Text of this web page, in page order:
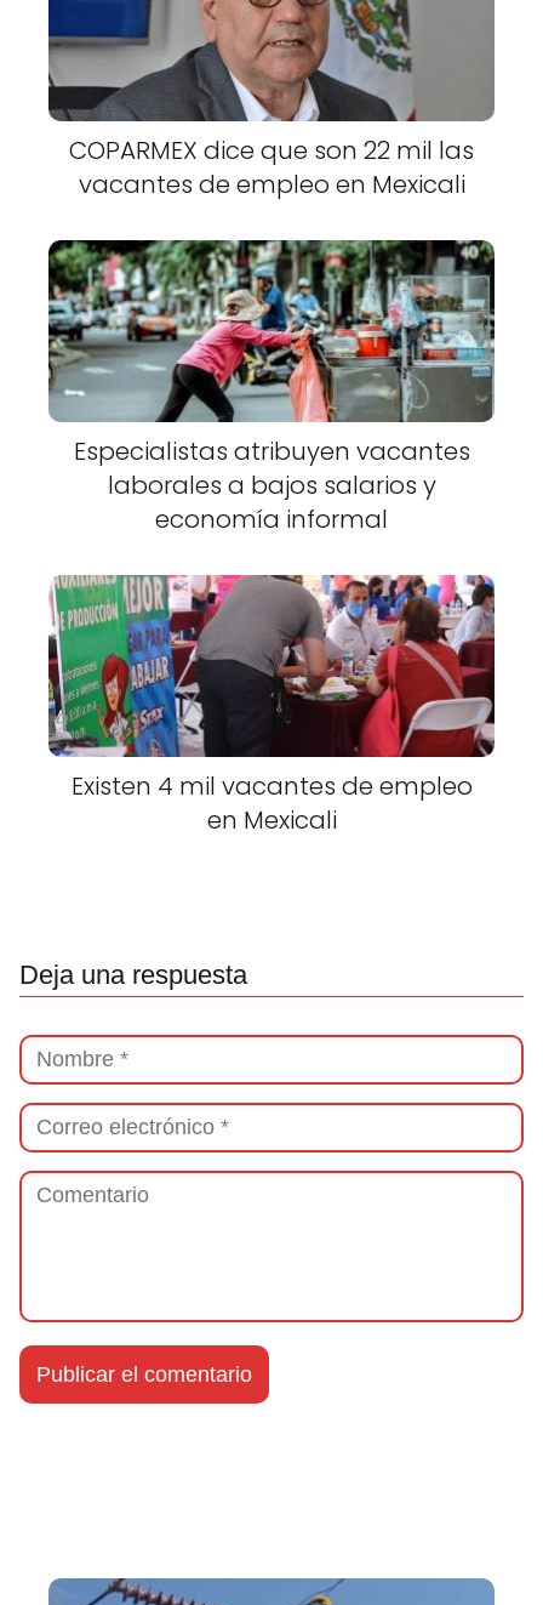
COPARMEX dice que son 22 mil las
vacantes de empleo en Mexicali
Especialistas atribuyen vacantes
laborales a bajos salarios y
economía informal
Existen 4 mil vacantes de empleo
en Mexicali
Deja una respuesta